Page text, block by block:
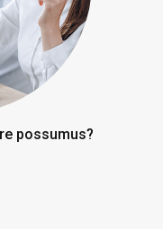
possumus?